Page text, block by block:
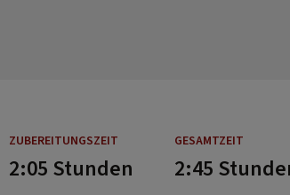
ZUBEREITUNGSZEIT GESAMTZEIT
2:05 Stunden 2:45